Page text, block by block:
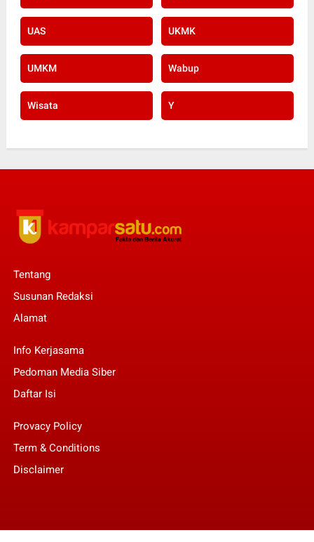
UAS UKMK
UMKM Wabup
Wisata Y
Tentang
Susunan Redaksi
Alamat
Info Kerjasama
Pedoman Media Siber
Daftar Isi
Provacy Policy
Term & Conditions
Disclaimer